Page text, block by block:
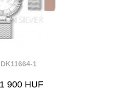
DK11664-1
900 HUF